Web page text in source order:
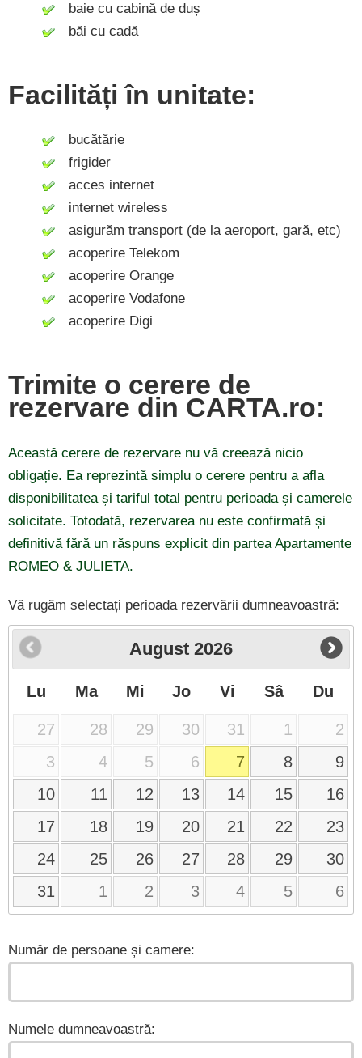
baie cu cabină de duș
băi cu cadă
Facilități în unitate:
bucătărie
frigider
acces internet
internet wireless
asigurăm transport (de la aeroport, gară, etc)
acoperire Telekom
acoperire Orange
acoperire Vodafone
acoperire Digi
Trimite o cerere de
rezervare din CARTA.ro:
Această cerere de rezervare nu vă creează nicio
obligație. Ea reprezintă simplu o cerere pentru a afla
disponibilitatea și tariful total pentru perioada și camerele
solicitate. Totodată, rezervarea nu este confirmată și
definitivă fără un răspuns explicit din partea Apartamente
ROMEO & JULIETA.
Vă rugăm selectați perioada rezervării dumneavoastră:
August 2026
Lu Ma Mi Jo Vi Sâ Du
27 28 29 30 31 1
2
3
4 5 6 7 8
9
10
11 12 13 14 15
16
17
18 19 20 21 22
23
24
25 26 27 28 29
30
31
1 2 3 4 5 6
Număr de persoane și camere:
Numele dumneavoastră: